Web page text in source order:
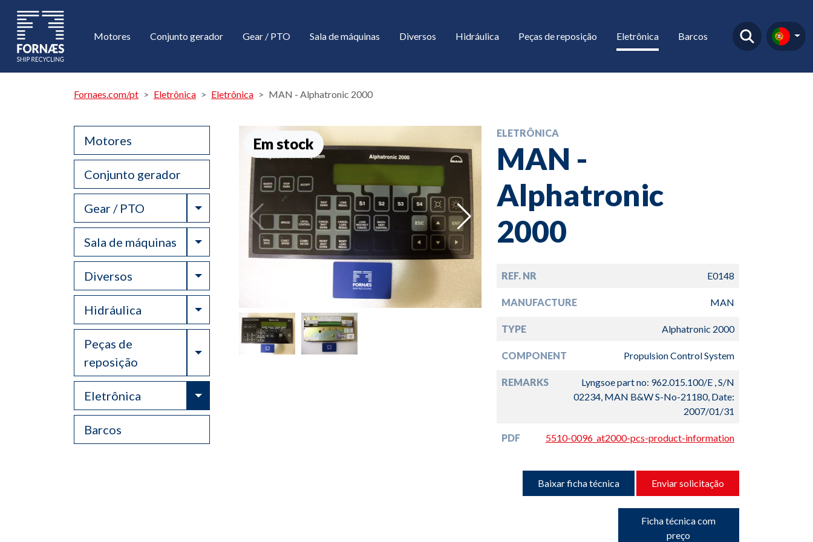
Motores Conjunto gerador Gear / PTO Sala de máquinas Diversos Hidráulica Peças de reposição Eletrônica Barcos
Fornaes.com/pt Eletrônica Eletrônica MAN - Alphatronic 2000
Motores
Conjunto gerador
Gear / PTO Toggle Dropdown
Sala de máquinas Toggle Dropdown
Diversos Toggle Dropdown
Hidráulica Toggle Dropdown
Peças de
reposição
Toggle Dropdown
Eletrônica Toggle Dropdown
Barcos
Em stock
ELETRÔNICA
MAN -
Alphatronic
2000
REF. NR E0148
MANUFACTURE MAN
TYPE Alphatronic 2000
COMPONENT Propulsion Control System
REMARKS
Lyngsoe part no: 962.015.100/E , S/N
02234, MAN B&W S-No-21180, Date:
2007/01/31
PDF 5510-0096_at2000-pcs-product-information
Baixar ficha técnica Enviar solicitação
Ficha técnica com
preço